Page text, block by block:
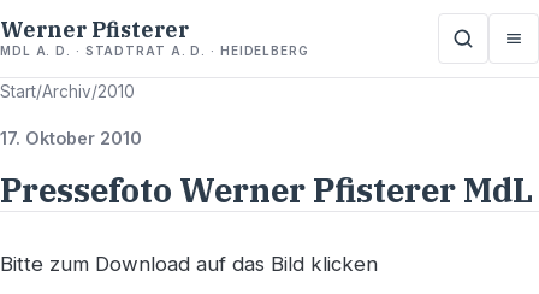
Werner Pfisterer
MDL A. D. · STADTRAT A. D. · HEIDELBERG
Start/Archiv/2010
17. Oktober 2010
Pressefoto Werner Pfisterer MdL
Bitte zum Download auf das Bild klicken